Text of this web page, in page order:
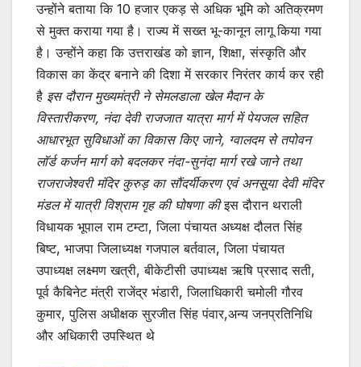
उन्होंने बताया कि 10 हजार एकड़ से अधिक भूमि को अतिक्रमण
से मुक्त कराया गया है। राज्य में सख्त भू-कानून लागू किया गया
है। उन्होंने कहा कि उत्तराखंड को ज्ञान, शिक्षा, संस्कृति और
विकास का केंद्र बनाने की दिशा में सरकार निरंतर कार्य कर रही
है इस दौरान मुख्यमंत्री ने सेमलडाला खेल मैदान के
विस्तारीकरण, नंदा देवी राजजात यात्रा मार्ग में पेयजल सहित
आधारभूत सुविधाओं का विकास किए जाने, ग्वालदम से तपोवन
लॉर्ड कर्जन मार्ग को बदलकर नंदा-सुनंदा मार्ग रखे जाने तथा
राजराजेश्वरी मंदिर कुरुड़ का सौंदर्यीकरण एवं अनसूया देवी मंदिर
मंडल में यात्री विश्राम गृह की घोषणा कीइस दौरान थराली
विधायक भूपाल राम टम्टा, जिला पंचायत अध्यक्ष दौलत सिंह
बिष्ट, भाजपा जिलाध्यक्ष गजपाल बर्तवाल, जिला पंचायत
उपाध्यक्ष लक्ष्मण खत्री, बीकेटीसी उपाध्यक्ष ऋषि प्रसाद सती,
पूर्व कैबिनेट मंत्री राजेंद्र भंडारी, जिलाधिकारी चमोली गौरव
कुमार, पुलिस अधीक्षक सुरजीत सिंह पंवार,अन्य जनप्रतिनिधि
और अधिकारी उपस्थित थे